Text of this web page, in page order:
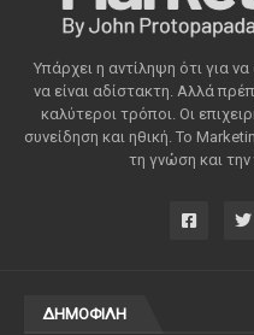
Υπάρχει η αντίληψη ότι για
να είναι αδίστακτη. Αλλά
καλύτεροι τρόποι. Οι
συνείδηση ​​και ηθική. Το
τη γνώση και
ΔΗΜΟΦΙΛΗ